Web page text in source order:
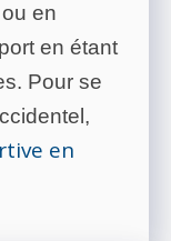
en
en étant
Pour se
en